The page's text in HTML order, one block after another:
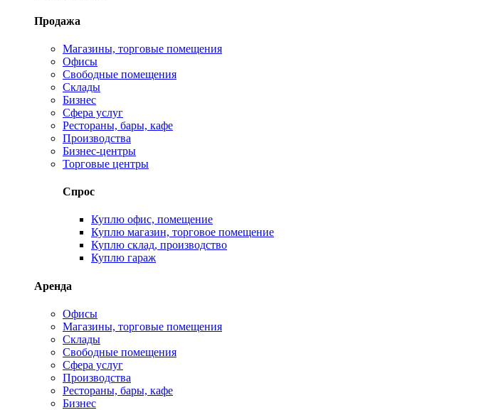
Продажа
Магазины, торговые помещения
Офисы
Свободные помещения
Склады
Бизнес
Сфера услуг
Рестораны, бары, кафе
Производства
Бизнес-центры
Торговые центры
Спрос
Куплю офис, помещение
Куплю магазин, торговое помещение
Куплю склад, производство
Куплю гараж
Аренда
Офисы
Магазины, торговые помещения
Склады
Свободные помещения
Сфера услуг
Производства
Рестораны, бары, кафе
Бизнес